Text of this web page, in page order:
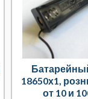
18650х1,
от 10 и